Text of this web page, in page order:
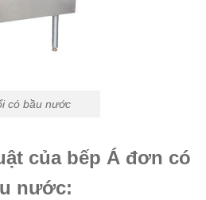
có bầu nước
của bếp Á đơn có
nước: